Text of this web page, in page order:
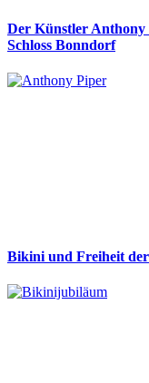
Der Künstler Anthony
Schloss Bonndorf
Bikini und Freiheit